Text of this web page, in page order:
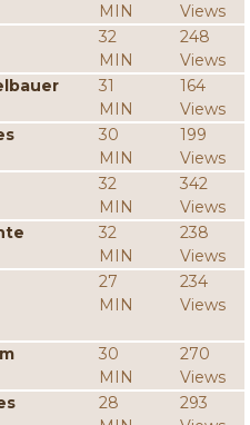
MIN
Views
32
MIN
248
Views
31
MIN
164
Views
30
MIN
199
Views
32
MIN
342
Views
32
MIN
238
Views
27
MIN
234
Views
30
MIN
270
Views
28
293